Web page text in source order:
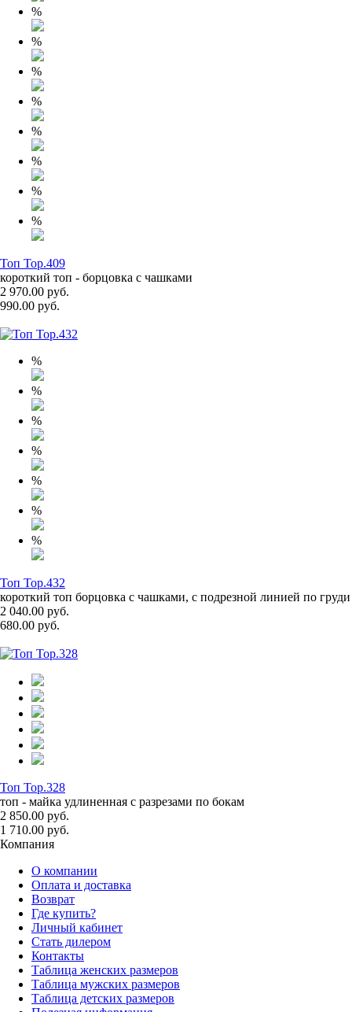
%
%
%
%
%
%
%
%
Топ Top.409
короткий топ - борцовка с чашками
2 970.00 руб.
990.00 руб.
%
%
%
%
%
%
%
Топ Top.432
короткий топ борцовка с чашками, с подрезной линией по груди
2 040.00 руб.
680.00 руб.
Топ Top.328
топ - майка удлиненная с разрезами по бокам
2 850.00 руб.
1 710.00 руб.
Компания
О компании
Оплата и доставка
Возврат
Где купить?
Личный кабинет
Стать дилером
Контакты
Таблица женских размеров
Таблица мужских размеров
Таблица детских размеров